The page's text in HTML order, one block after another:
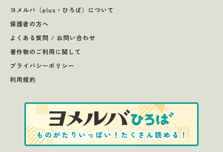
ヨメルバ（plus・ひろば）について
保護者の方へ
よくある質問 / お問い合わせ
著作物のご利用に関して
プライバシーポリシー
利用規約